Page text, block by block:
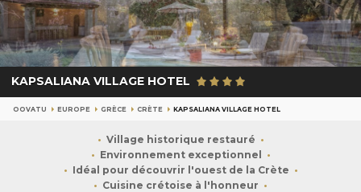
KAPSALIANA VILLAGE HOTEL
OOVATU EUROPE GRÈCE CRÈTE KAPSALIANA VILLAGE HOTEL
Village historique restauré
Environnement exceptionnel
Idéal pour découvrir l'ouest de la Crète
Cuisine crétoise à l'honneur